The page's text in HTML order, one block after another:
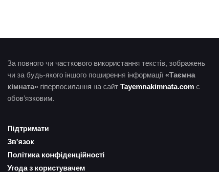
За повного чи часткового використання текстів, зображень
чи за будь-якого іншого поширення інформації «Таємна
кімната» гіперпосилання на сайт Tayemnakimnata.com є
обов’язковим.
Підтримати
Зв’язок
Політика конфіденційності
Угода з користувачем